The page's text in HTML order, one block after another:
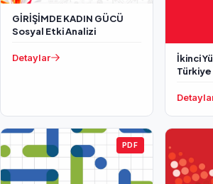
GİRİŞİMDE KADIN GÜCÜ
Sosyal Etki Analizi
Detaylar
İkinci
PDF